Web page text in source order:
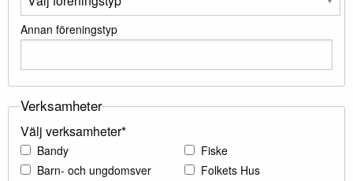
Annan föreningstyp
Verksamheter
Välj verksamheter*
Bandy
Barn- och ungdomsver
Fiske
Folkets Hus